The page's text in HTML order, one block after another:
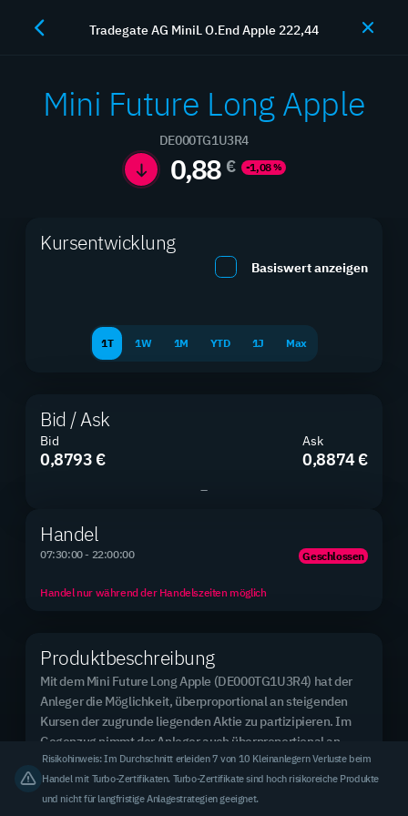
JETZT HANDELN
Hebelprodukte
Hebelprodukten
Tradegate AG MiniL O.End Apple 222,44
Mini Future Long Apple
DE000TG1U3R4
0,88 € -1,08%
Kursentwicklung
Basiswert anzeigen
1T 1W 1M YTD 1J Max
Bid / Ask
Bid
0,8793 €
Ask
0,8874 €
–
Handel
07:30:00 - 22:00:00 Geschlossen
Handel nur während der Handelszeiten möglich
Produktbeschreibung
Mit dem Mini Future Long Apple (DE000TG1U3R4) hat der
Anleger die Möglichkeit, überproportional an steigenden
Kursen der zugrunde liegenden Aktie zu partizipieren. Im
Gegenzug nimmt der Anleger auch überproportional an
fallenden Kursen der zugrunde liegenden Aktie teil.
Erreicht oder unterschreitet der Kurs der Aktie bei
2.881
2.881 Mini Futures
2 Tage / 7 Tage
Top Basiswert (meistgehandelt)
Rheinmetall AG
3,31 % des Handelsvolumens
Risikohinweis: Im Durchschnitt erleiden 7 von 10 Kleinanlegern Verluste beim
Handel mit Turbo-Zertifikaten. Turbo-Zertifikate sind hoch risikoreiche Produkte
und nicht für langfristige Anlagestrategien geeignet.